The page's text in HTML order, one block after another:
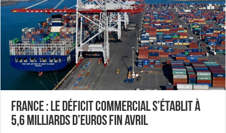
France : Le déficit commercial s’établit à
5,6 milliards d’euros fin avril